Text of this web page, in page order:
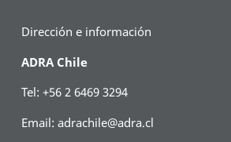
Dirección e información
ADRA Chile
Tel: +56 2 6469 3294
Email:adrachile@adra.cl